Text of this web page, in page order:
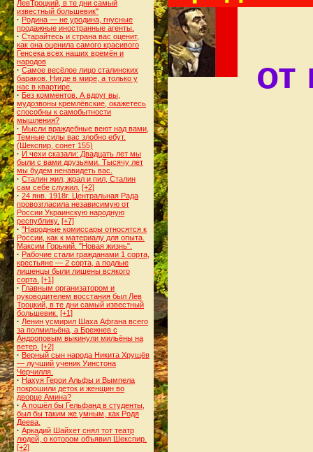
ЛевТроцкий, в те дни самый
известный большевик"
· Родина — не уродина, гнусные
продажные иностранные агенты.
· Старайтесь и страна вас оценит,
как она оценила самого красивого
Генсека всех наших времён и
народов
· Самое весёлое лицо сталинских
бараков. Нигде в мире, а только у
нас в квартире.
· Без комментов. А вдруг вы,
мудозвоны кремлёвские, окажетесь
способны к самобытности
мышления?
· Мысли враждебные веют над вами,
Темные силы вас злобно ебут.
(Шекспир, сонет 155)
· И чехи сказали: Двадцать лет мы
были с вами друзьями. Тысячу лет
мы будем ненавидеть вас.
· Сталин жил, жрал и пил, Сталин
сам себе служил. [+2]
· 24 янв. 1918г. Центральная Рада
провозгласила независимую от
России Украинскую народную
республику. [+7]
· "Народные комиссары относятся к
России, как к материалу для опыта.
Максим Горький. "Новая жизнь".
· Рабочие стали гражданами 1 сорта,
крестьяне — 2 сорта, а подлые
лишенцы были лишены всякого
сорта. [+1]
· Главным организатором и
руководителем восстания был Лев
Троцкий, в те дни самый известный
большевик. [+1]
· Ленин усмирил Шаха Афгана всего
за полмильёна, а Брежнев с
Андроповым выкинули мильёны на
ветер. [+2]
· Верный сын народа Никита Хрущёв
— лучший ученик Уинстона
Черчилля.
· Нахуя Герои Альфы и Вымпела
покрошили деток и женщин во
дворце Амина?
· А пошёл бы Гельфанд в студенты,
был бы таким же умным, как Родя
Деева.
· Аркадий Шайхет снял тот театр
людей, о котором объявил Шекспир.
[+2]
от